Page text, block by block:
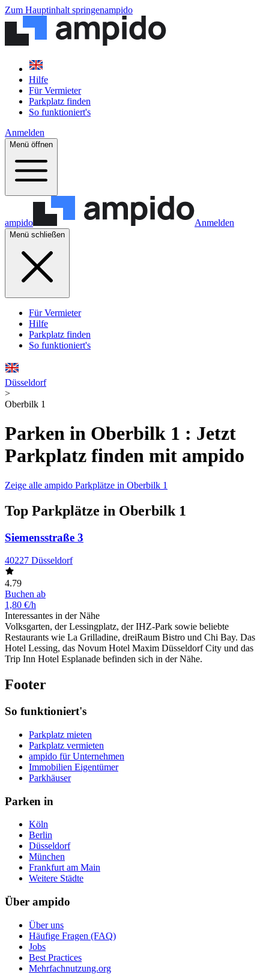
Zum Hauptinhalt springenampido
Hilfe
Für Vermieter
Parkplatz finden
So funktioniert's
Anmelden
Menü öffnen
ampido Anmelden
Menü schließen
Für Vermieter
Hilfe
Parkplatz finden
So funktioniert's
Düsseldorf
>
Oberbilk 1
Parken in Oberbilk 1 : Jetzt
Parkplatz finden mit ampido
Zeige alle ampido Parkplätze in Oberbilk 1
Top Parkplätze in Oberbilk 1
Siemensstraße 3
40227 Düsseldorf
4.79
Buchen ab
1,80 €/h
Interessantes in der Nähe
Volksgarten, der Lessingplatz, der IHZ-Park sowie beliebte
Restaurants wie La Grilladine, dreiRaum Bistro und Chi Bay. Das
Hotel Lessing, das Novum Hotel Maxim Düsseldorf City und das
Trip Inn Hotel Esplanade befinden sich in der Nähe.
Footer
So funktioniert's
Parkplatz mieten
Parkplatz vermieten
ampido für Unternehmen
Immobilien Eigentümer
Parkhäuser
Parken in
Köln
Berlin
Düsseldorf
München
Frankfurt am Main
Weitere Städte
Über ampido
Über uns
Häufige Fragen (FAQ)
Jobs
Best Practices
Mehrfachnutzung.org